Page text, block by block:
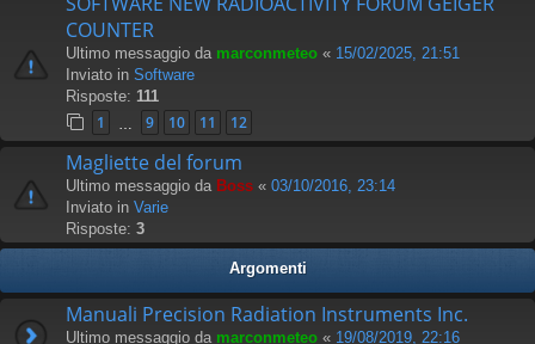
COUNTER
Ultimo messaggio da marconmeteo « 15/02/2025, 21:51
Inviato in Software
Risposte: 111
1 9 10 11 12
Magliette del forum
Ultimo messaggio da Boss « 03/10/2016, 23:14
Inviato in Varie
Risposte: 3
Argomenti
Manuali Precision Radiation Instruments Inc.
Ultimo messaggio da marconmeteo « 19/08/2019, 22:16